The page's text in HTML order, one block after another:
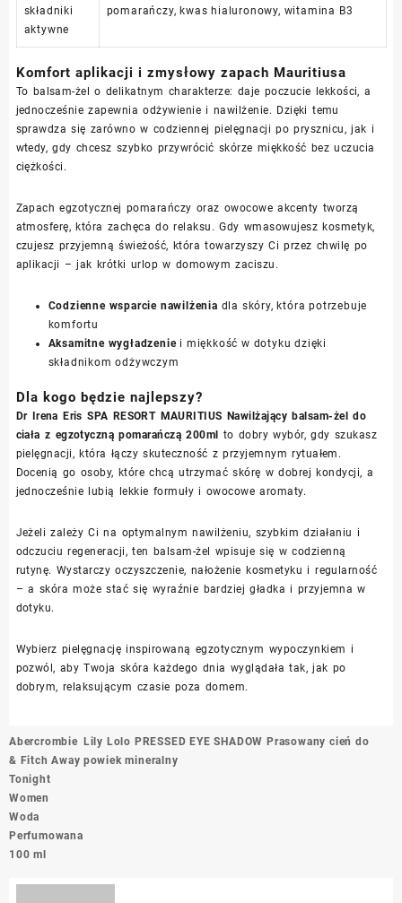
składniki
aktywne
pomarańczy, kwas hialuronowy, witamina B3
Komfort aplikacji i zmysłowy zapach Mauritiusa
To balsam-żel o delikatnym charakterze: daje poczucie lekkości, a
jednocześnie zapewnia odżywienie i nawilżenie. Dzięki temu
sprawdza się zarówno w codziennej pielęgnacji po prysznicu, jak i
wtedy, gdy chcesz szybko przywrócić skórze miękkość bez uczucia
ciężkości.
Zapach egzotycznej pomarańczy oraz owocowe akcenty tworzą
atmosferę, która zachęca do relaksu. Gdy wmasowujesz kosmetyk,
czujesz przyjemną świeżość, która towarzyszy Ci przez chwilę po
aplikacji – jak krótki urlop w domowym zaciszu.
Codzienne wsparcie nawilżenia dla skóry, która potrzebuje
komfortu
Aksamitne wygładzeniei miękkość w dotyku dzięki
składnikom odżywczym
Dla kogo będzie najlepszy?
Dr Irena Eris SPA RESORT MAURITIUS Nawilżający balsam-żel do
ciała z egzotyczną pomarańczą 200ml to dobry wybór, gdy szukasz
pielęgnacji, która łączy skuteczność z przyjemnym rytuałem.
Docenią go osoby, które chcą utrzymać skórę w dobrej kondycji, a
jednocześnie lubią lekkie formuły i owocowe aromaty.
Jeżeli zależy Ci na optymalnym nawilżeniu, szybkim działaniu i
odczuciu regeneracji, ten balsam-żel wpisuje się w codzienną
rutynę. Wystarczy oczyszczenie, nałożenie kosmetyku i regularność
– a skóra może stać się wyraźnie bardziej gładka i przyjemna w
dotyku.
Wybierz pielęgnację inspirowaną egzotycznym wypoczynkiem i
pozwól, aby Twoja skóra każdego dnia wyglądała tak, jak po
dobrym, relaksującym czasie poza domem.
Nawigacja
wpisu
Abercrombie
& Fitch Away
Tonight
Women
Woda
Perfumowana
100 ml
Lily Lolo PRESSED EYE SHADOW Prasowany cień do
powiek mineralny